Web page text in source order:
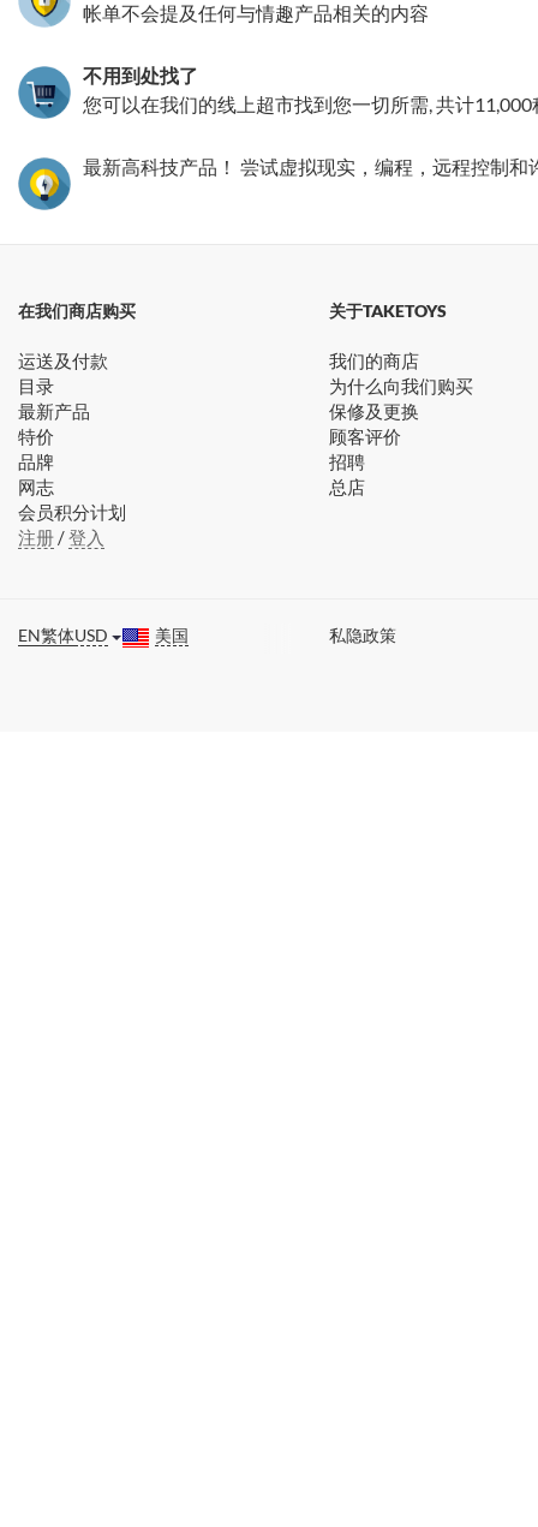
帐单不会提及任何与情趣产品相关的内容
不用到处找了
您可以在我们的线上超市找到您一切所需, 共计11,000
最新高科技产品！ 尝试虚拟现实，编程，远程控制
在我们商店购买
运送及付款
目录
最新产品
特价
品牌
网志
会员积分计划
注册/登入
关于TAKETOYS
我们的商店
为什么向我们购买
保修及更换
顾客评价
招聘
总店
EN繁体USD 美国 私隐政策